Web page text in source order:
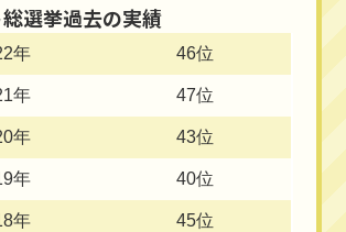
選挙過去の実績
年 46位
年 47位
年 43位
年 40位
年 45位